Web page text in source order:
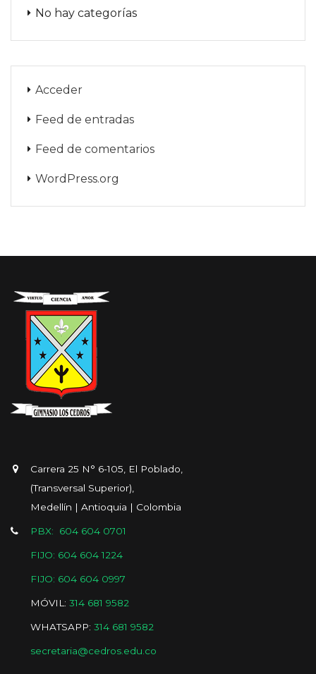
No hay categorías
Acceder
Feed de entradas
Feed de comentarios
WordPress.org
Carrera 25 N° 6-105, El Poblado,
(Transversal Superior),
Medellín | Antioquia | Colombia
PBX: 604 604 0701
FIJO: 604 604 1224
FIJO: 604 604 0997
MÓVIL: 314 681 9582
WHATSAPP: 314 681 9582
secretaria@cedros.edu.co